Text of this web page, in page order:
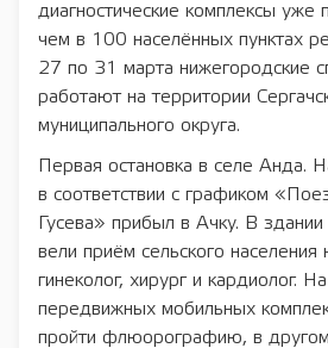
диагностические комплексы уже
чем в 100 населённых пунктах
27 по 31 марта нижегородские
работают на территории
муниципального округа.
Первая остановка в селе Анда.
в соответствии с графиком
Гусева» прибыл в Ачку. В
вели приём сельского населения
гинеколог, хирург и кардиолог.
передвижных мобильных
пройти флюорографию, в другом